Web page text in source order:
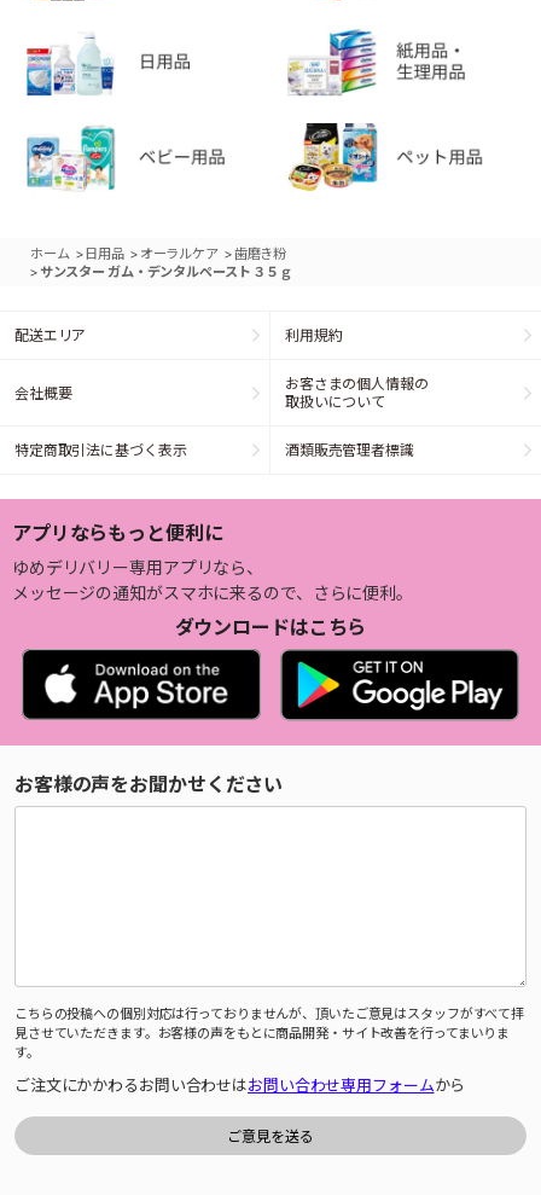
ホーム > 日用品 > オーラルケア >歯磨き粉
> サンスター ガム・デンタルペースト ３５ｇ
配送エリア 利用規約
会社概要
お客さまの個人情報の
取扱いについて
特定商取引法に基づく表示 酒類販売管理者標識
アプリならもっと便利に
ゆめデリバリー専用アプリなら、
メッセージの通知がスマホに来るので、さらに便利。
ダウンロードはこちら
お客様の声をお聞かせください
こちらの投稿への個別対応は行っておりませんが、頂いたご意見はスタッフがすべて拝
見させていただきます。お客様の声をもとに商品開発・サイト改善を行ってまいりま
す。
ご注文にかかわるお問い合わせはお問い合わせ専用フォームから